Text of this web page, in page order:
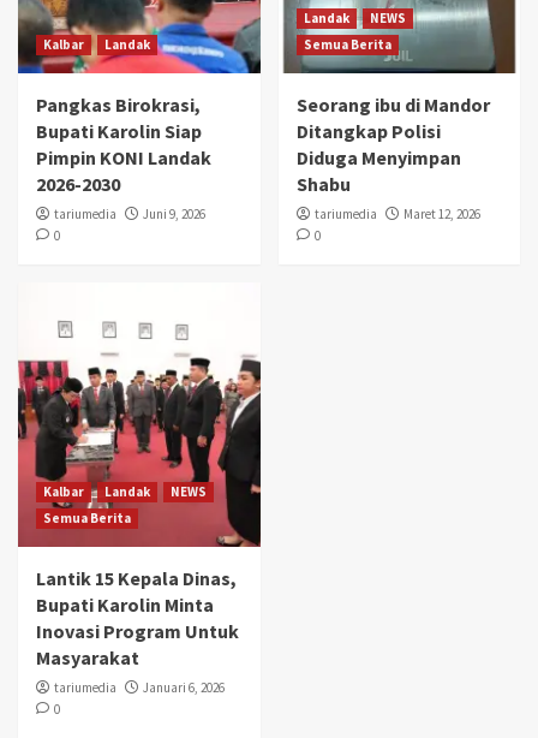
Kalbar Landak
Pangkas Birokrasi,
Bupati Karolin Siap
Pimpin KONI Landak
2026-2030
tariumedia
Juni 9, 2026
0
Landak
NEWS
Semua Berita
Seorang ibu di Mandor
Ditangkap Polisi
Diduga Menyimpan
Shabu
tariumedia
Maret 12, 2026
0
Kalbar Landak
NEWS
Semua Berita
Lantik 15 Kepala Dinas,
Bupati Karolin Minta
Inovasi Program Untuk
Masyarakat
tariumedia
Januari 6, 2026
0